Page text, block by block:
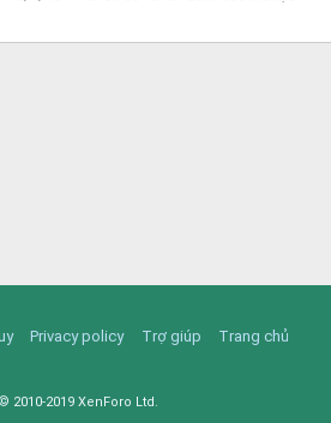
Privacy policy Trợ giúp Trang chủ
© 2010-2019 XenForo Ltd.